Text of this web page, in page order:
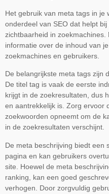
Het gebruik van meta tags in je
onderdeel van SEO dat helpt
zichtbaarheid in
informatie over de inhoud van
zoekmachines en gebruikers.
De belangrijkste meta tags zijn
De titel tag is vaak de eerste
krijgt in de zoekresultaten, dus
en aantrekkelijk is. Zorg ervoor
zoekwoorden opneemt om de
in de zoekresultaten verschijnt.
De meta beschrijving biedt een
pagina en kan gebruikers
site. Hoewel de meta
ranking, kan een goed
verhogen. Door zorgvuldig